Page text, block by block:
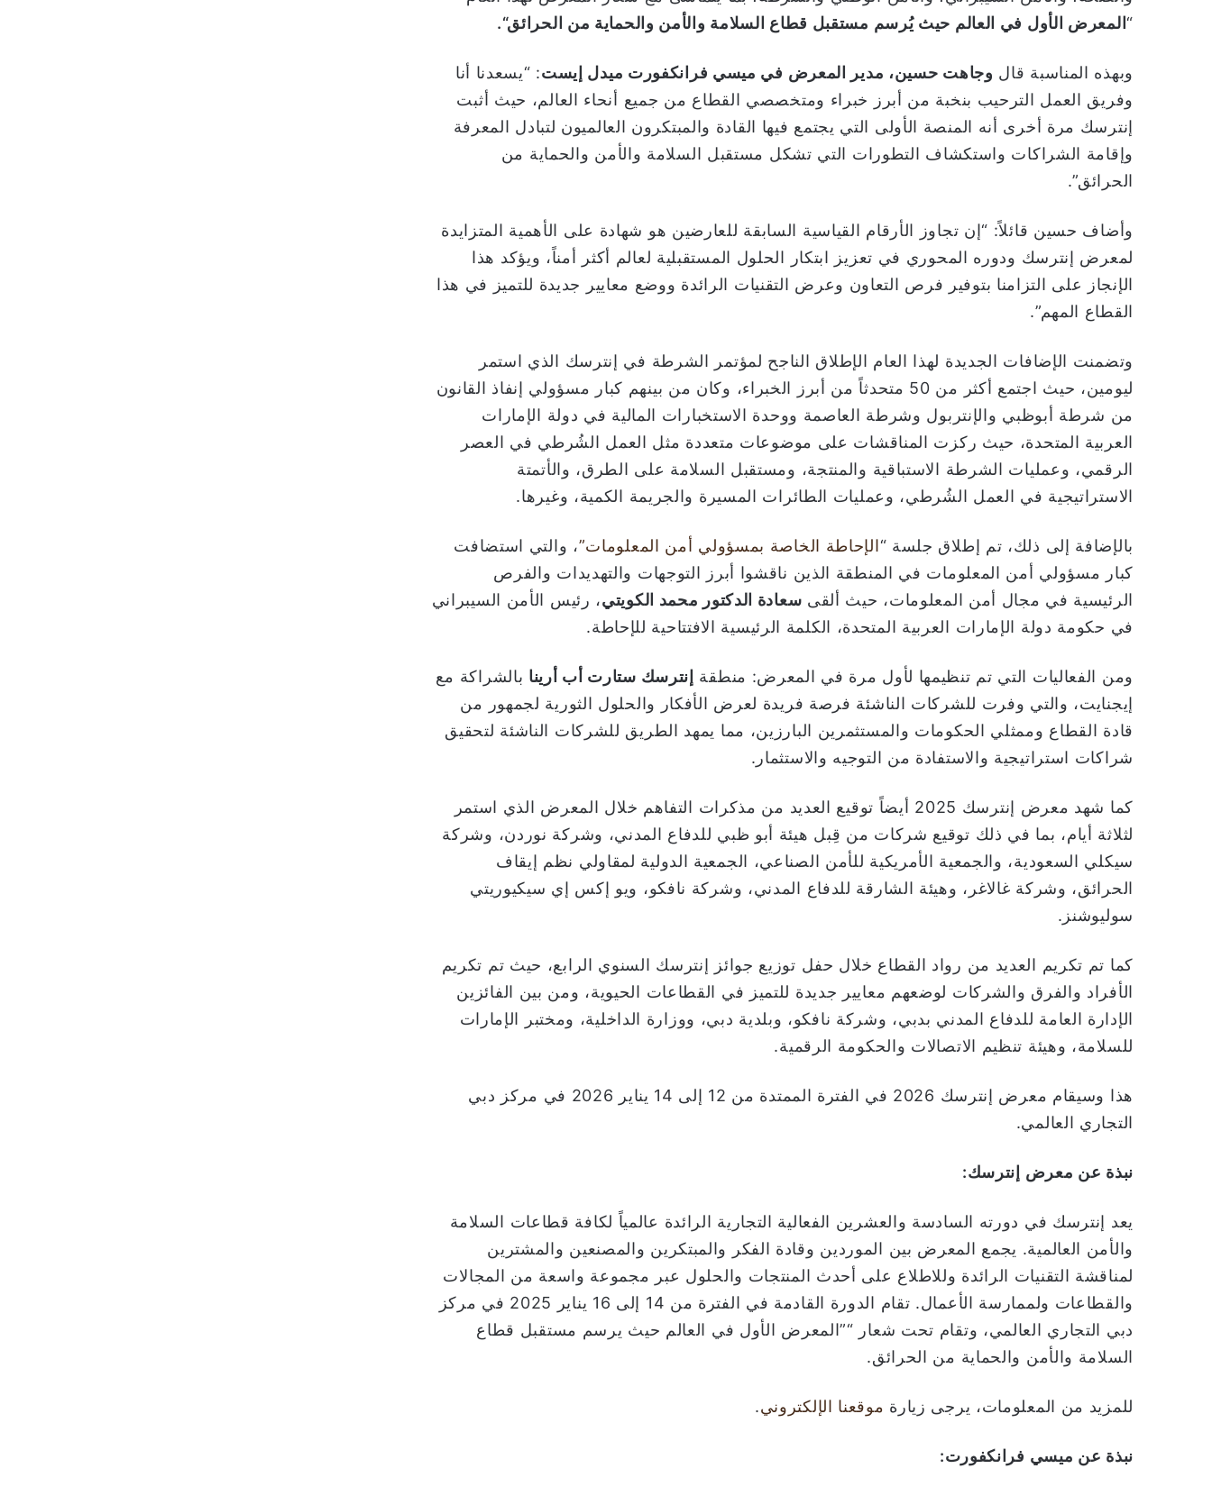
“المعرض الأول في العالم حيث يُرسم مستقبل قطاع السلامة والأمن والحماية من الحرائق“.
وبهذه المناسبة قال وجاهت حسين، مدير المعرض في ميسي فرانكفورت ميدل إيست: “يسعدنا أنا
وفريق العمل الترحيب بنخبة من أبرز خبراء ومتخصصي القطاع من جميع أنحاء العالم، حيث أثبت
إنترسك مرة أخرى أنه المنصة الأولى التي يجتمع فيها القادة والمبتكرون العالميون لتبادل المعرفة
وإقامة الشراكات واستكشاف التطورات التي تشكل مستقبل السلامة والأمن والحماية من
الحرائق”.
وأضاف حسين قائلاً: “إن تجاوز الأرقام القياسية السابقة للعارضين هو شهادة على الأهمية المتزايدة
لمعرض إنترسك ودوره المحوري في تعزيز ابتكار الحلول المستقبلية لعالم أكثر أمناً، ويؤكد هذا
الإنجاز على التزامنا بتوفير فرص التعاون وعرض التقنيات الرائدة ووضع معايير جديدة للتميز في هذا
القطاع المهم”.
وتضمنت الإضافات الجديدة لهذا العام الإطلاق الناجح لمؤتمر الشرطة في إنترسك الذي استمر
ليومين، حيث اجتمع أكثر من 50 متحدثاً من أبرز الخبراء، وكان من بينهم كبار مسؤولي إنفاذ القانون
من شرطة أبوظبي والإنتربول وشرطة العاصمة ووحدة الاستخبارات المالية في دولة الإمارات
العربية المتحدة، حيث ركزت المناقشات على موضوعات متعددة مثل العمل الشُرطي في العصر
الرقمي، وعمليات الشرطة الاستباقية والمنتجة، ومستقبل السلامة على الطرق، والأتمتة
الاستراتيجية في العمل الشُرطي، وعمليات الطائرات المسيرة والجريمة الكمية، وغيرها.
بالإضافة إلى ذلك، تم إطلاق جلسة “الإحاطة الخاصة بمسؤولي أمن المعلومات”، والتي استضافت
كبار مسؤولي أمن المعلومات في المنطقة الذين ناقشوا أبرز التوجهات والتهديدات والفرص
الرئيسية في مجال أمن المعلومات، حيث ألقى سعادة الدكتور محمد الكويتي، رئيس الأمن السيبراني
في حكومة دولة الإمارات العربية المتحدة، الكلمة الرئيسية الافتتاحية للإحاطة.
ومن الفعاليات التي تم تنظيمها لأول مرة في المعرض: منطقة إنترسك ستارت أب أرينا بالشراكة مع
إيجنايت، والتي وفرت للشركات الناشئة فرصة فريدة لعرض الأفكار والحلول الثورية لجمهور من
قادة القطاع وممثلي الحكومات والمستثمرين البارزين، مما يمهد الطريق للشركات الناشئة لتحقيق
شراكات استراتيجية والاستفادة من التوجيه والاستثمار.
كما شهد معرض إنترسك 2025 أيضاً توقيع العديد من مذكرات التفاهم خلال المعرض الذي استمر
لثلاثة أيام، بما في ذلك توقيع شركات من قِبل هيئة أبو ظبي للدفاع المدني، وشركة نوردن، وشركة
سيكلي السعودية، والجمعية الأمريكية للأمن الصناعي، الجمعية الدولية لمقاولي نظم إيقاف
الحرائق، وشركة غالاغر، وهيئة الشارقة للدفاع المدني، وشركة نافكو، ويو إكس إي سيكيوريتي
سوليوشنز.
كما تم تكريم العديد من رواد القطاع خلال حفل توزيع جوائز إنترسك السنوي الرابع، حيث تم تكريم
الأفراد والفرق والشركات لوضعهم معايير جديدة للتميز في القطاعات الحيوية، ومن بين الفائزين
الإدارة العامة للدفاع المدني بدبي، وشركة نافكو، وبلدية دبي، ووزارة الداخلية، ومختبر الإمارات
للسلامة، وهيئة تنظيم الاتصالات والحكومة الرقمية.
هذا وسيقام معرض إنترسك 2026 في الفترة الممتدة من 12 إلى 14 يناير 2026 في مركز دبي
التجاري العالمي.
نبذة عن معرض إنترسك:
يعد إنترسك في دورته السادسة والعشرين الفعالية التجارية الرائدة عالمياً لكافة قطاعات السلامة
والأمن العالمية. يجمع المعرض بين الموردين وقادة الفكر والمبتكرين والمصنعين والمشترين
لمناقشة التقنيات الرائدة وللاطلاع على أحدث المنتجات والحلول عبر مجموعة واسعة من المجالات
والقطاعات ولممارسة الأعمال. تقام الدورة القادمة في الفترة من 14 إلى 16 يناير 2025 في مركز
دبي التجاري العالمي، وتقام تحت شعار “”المعرض الأول في العالم حيث يرسم مستقبل قطاع
السلامة والأمن والحماية من الحرائق.
للمزيد من المعلومات، يرجى زيارة موقعنا الإلكتروني.
نبذة عن ميسي فرانكفورت: